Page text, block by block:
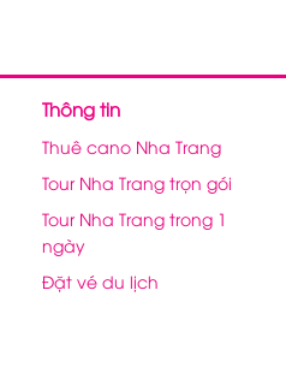
Thông tin
Thuê cano Nha Trang
Tour Nha Trang trọn gói
Tour Nha Trang trong 1
ngày
Đặt vé du lịch